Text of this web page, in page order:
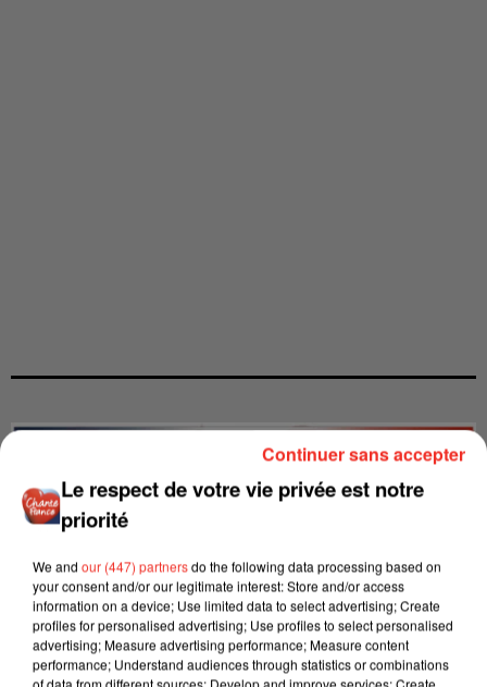
Le respect de votre vie privée est notre
priorité
We and our (447) partnersdo the following data processing based on
your consent and/or our legitimate interest: Store and/or access
information on a device; Use limited data to select advertising; Create
profiles for personalised advertising; Use profiles to select personalised
advertising; Measure advertising performance; Measure content
performance; Understand audiences through statistics or combinations
of data from different sources; Develop and improve services; Create
Continuer sans accepter